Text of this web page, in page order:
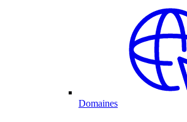
Domaines